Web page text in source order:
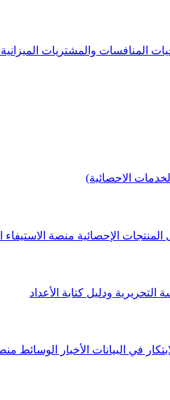
المنافسات والمشتريات
الاحصائية)
الإحصائية منصة الاستيفاء
التحريرية ودليل كتابة الأعداد
في البيانات الأخبار الوسائط